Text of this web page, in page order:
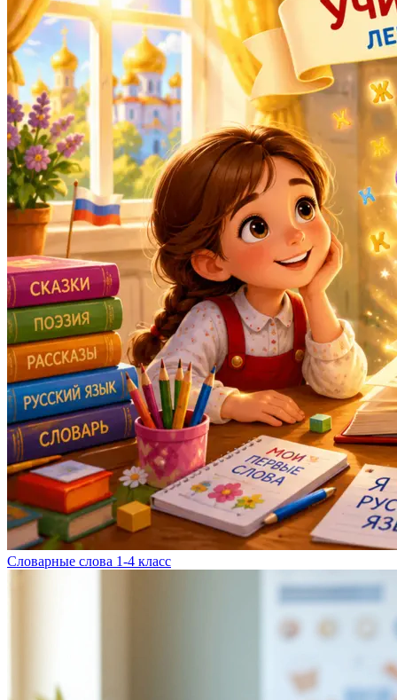
Словарные слова 1-4 класс